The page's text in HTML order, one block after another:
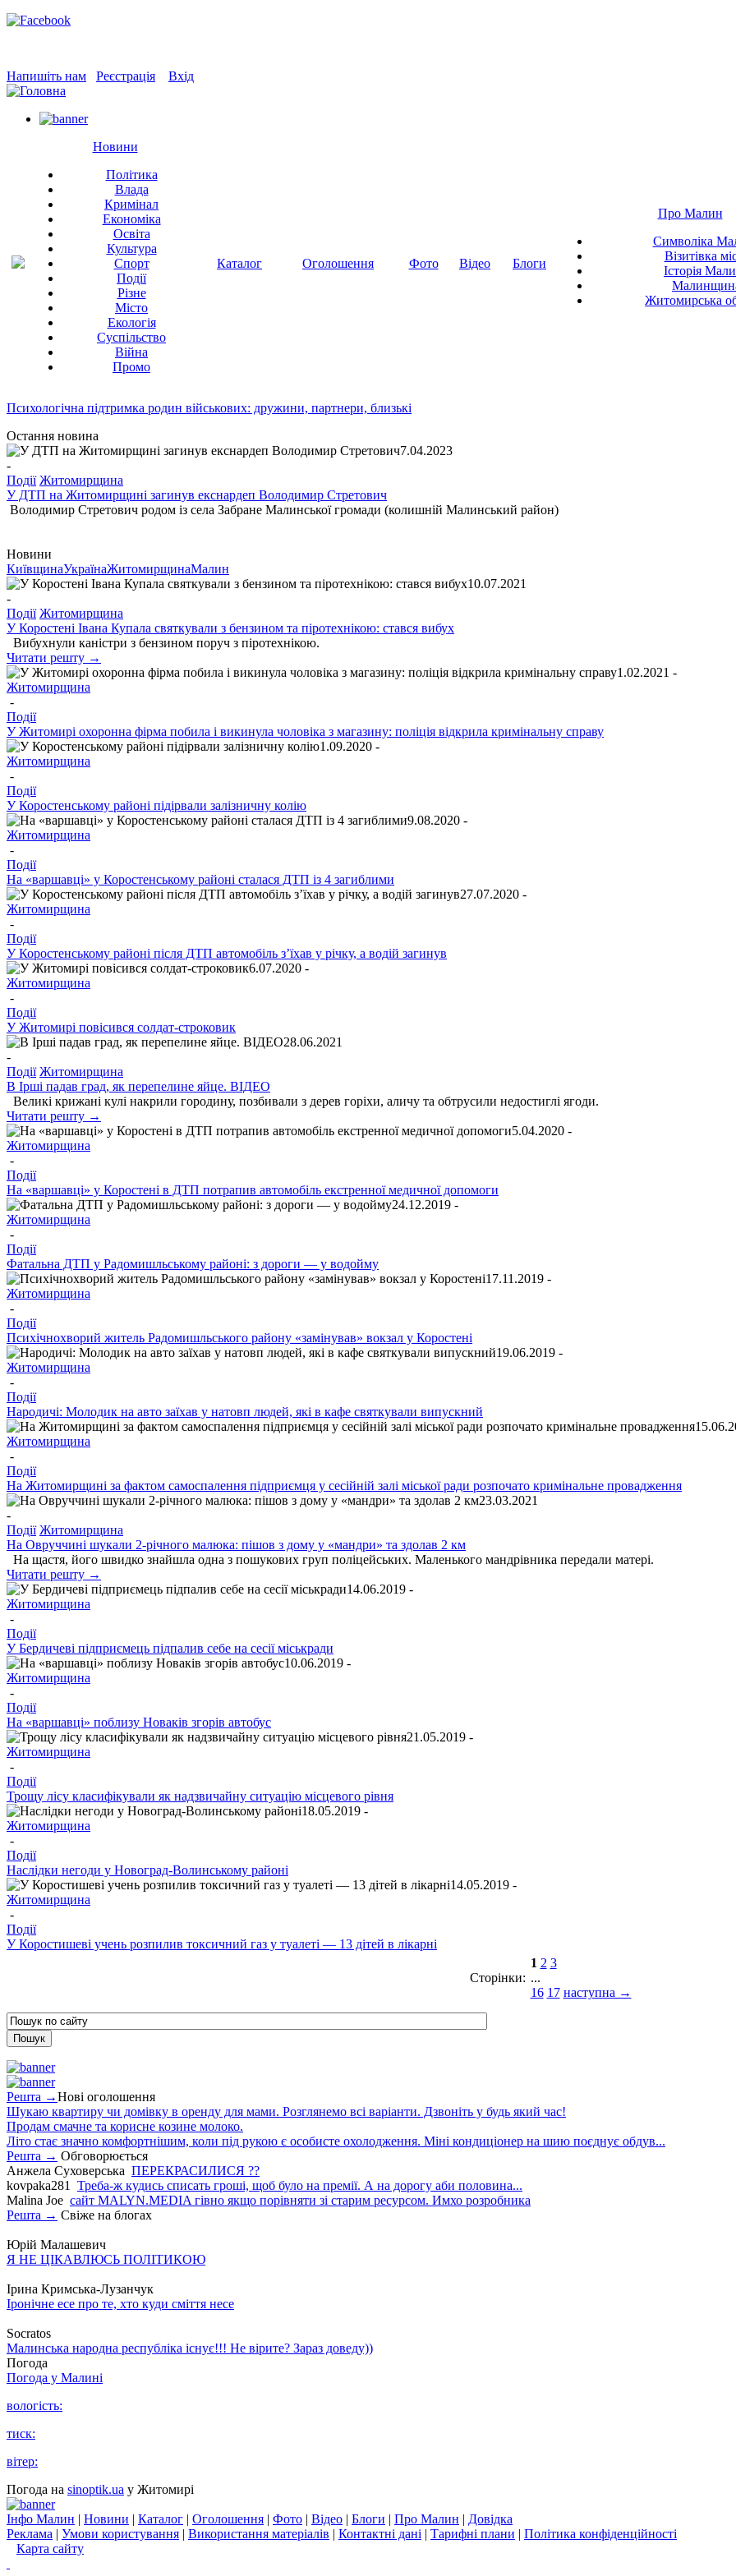
Напишіть нам Реєстрація Вхід
Новини
Політика
Влада
Кримінал
Економіка
Освіта
Культура
Спорт
Події
Різне
Місто
Екологія
Суспільство
Війна
Промо
Каталог Оголошення Фото Відео Блоги
Про Малин
Символіка
Візитівка
Історія
Житомирська
Психологічна підтримка родин військових: дружини, партнери, близькі
Остання новина
7.04.2023
-
Події Житомирщина
У ДТП на Житомирщині загинув екснардеп Володимир Стретович
Володимир Стретович родом із села Забране Малинської громади (колишній Малинський район)
Новини
КиївщинаУкраїнаЖитомирщинаМалин
10.07.2021
-
Події Житомирщина
У Коростені Івана Купала святкували з бензином та піротехнікою: стався вибух
Вибухнули каністри з бензином поруч з піротехнікою.
Читати решту →
1.02.2021 -
Житомирщина
-
Події
У Житомирі охоронна фірма побила і викинула чоловіка з магазину: поліція відкрила кримінальну справу
1.09.2020 -
Житомирщина
-
Події
У Коростенському районі підірвали залізничну колію
9.08.2020 -
Житомирщина
-
Події
На «варшавці» у Коростенському районі сталася ДТП із 4 загиблими
27.07.2020 -
Житомирщина
-
Події
У Коростенському районі після ДТП автомобіль з’їхав у річку, а водій загинув
6.07.2020 -
Житомирщина
-
Події
У Житомирі повісився солдат-строковик
28.06.2021
-
Події Житомирщина
В Ірші падав град, як перепелине яйце. ВІДЕО
Великі крижані кулі накрили городину, позбивали з дерев горіхи, аличу та обтрусили недостиглі ягоди.
Читати решту →
5.04.2020 -
Житомирщина
-
Події
На «варшавці» у Коростені в ДТП потрапив автомобіль екстренної медичної допомоги
24.12.2019 -
Житомирщина
-
Події
Фатальна ДТП у Радомишльському районі: з дороги — у водойму
17.11.2019 -
Житомирщина
-
Події
Психічнохворий житель Радомишльського району «замінував» вокзал у Коростені
19.06.2019 -
Житомирщина
-
Події
Народичі: Молодик на авто заїхав у натовп людей, які в кафе святкували випускний
Житомирщина
-
Події
На Житомирщині за фактом самоспалення підприємця у сесійній залі міської ради розпочато кримінальне провадження
23.03.2021
-
Події Житомирщина
На Овруччині шукали 2-річного малюка: пішов з дому у «мандри» та здолав 2 км
На щастя, його швидко знайшла одна з пошукових груп поліцейських. Маленького мандрівника передали матері.
Читати решту →
14.06.2019 -
Житомирщина
-
Події
У Бердичеві підприємець підпалив себе на сесії міськради
10.06.2019 -
Житомирщина
-
Події
На «варшавці» поблизу Новаків згорів автобус
21.05.2019 -
Житомирщина
-
Події
Трощу лісу класифікували як надзвичайну ситуацію місцевого рівня
18.05.2019 -
Житомирщина
-
Події
Наслідки негоди у Новоград-Волинському районі
14.05.2019 -
Житомирщина
-
Події
У Коростишеві учень розпилив токсичний газ у туалеті — 13 дітей в лікарні
Сторінки:
1 2 3
...
16 17 наступна →
Решта →Нові оголошення
Шукаю квартиру чи домівку в оренду для мами. Розглянемо всі варіанти. Дзвоніть у будь який час!
Продам смачне та корисне козине молоко.
Літо стає значно комфортнішим, коли під рукою є особисте охолодження. Міні кондиціонер на шию поєднує обдув...
Решта → Обговорюється
Анжела Суховерська ПЕРЕКРАСИЛИСЯ ??
kovpaka281
Треба-ж кудись списать гроші, щоб було на премії. А на дорогу аби половина...
Malina Joe сайт MALYN.MEDIA гiвно якщо порiвняти зi старим ресурсом. Имхо розробника
Решта → Свіже на блогах
Юрій Малашевич
Я НЕ ЦІКАВЛЮСЬ ПОЛІТИКОЮ
Ірина Кримська-Лузанчук
Іронічне есе про те, хто куди сміття несе
Socratos
Малинська народна республіка існує!!! Не вірите? Зараз доведу))
Погода
Погода у Малині
вологість:
тиск:
вітер:
Погода на sinoptik.ua у Житомирі
Інфо Малин | Новини | Каталог | Оголошення | Фото | Відео | Блоги | Про Малин | Довідка
Реклама | Умови користування | Використання матеріалів | Контактні дані | Тарифні плани | Політика конфіденційності
Карта сайту